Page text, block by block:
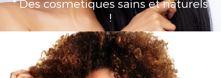
* Des cosmetiques sains et naturels
!